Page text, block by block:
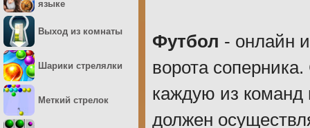
Футбол - онлайн
ворота
каждую из команд
должен
языке
Выход из комнаты
Шарики стрелялки
Меткий стрелок